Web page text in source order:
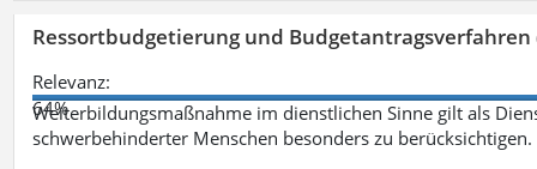
Ressortbudgetierung und Budgetantragsverfahren
Relevanz:
64%
Weiterbildungsmaßnahme im dienstlichen Sinne gilt als
schwerbehinderter Menschen besonders zu berücksichtigen.